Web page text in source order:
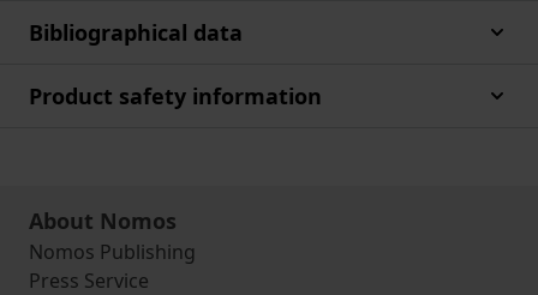
Bibliographical data
Product safety information
About Nomos
Nomos Publishing
Press Service